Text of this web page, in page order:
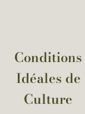
Conditions
Idéales de
Culture